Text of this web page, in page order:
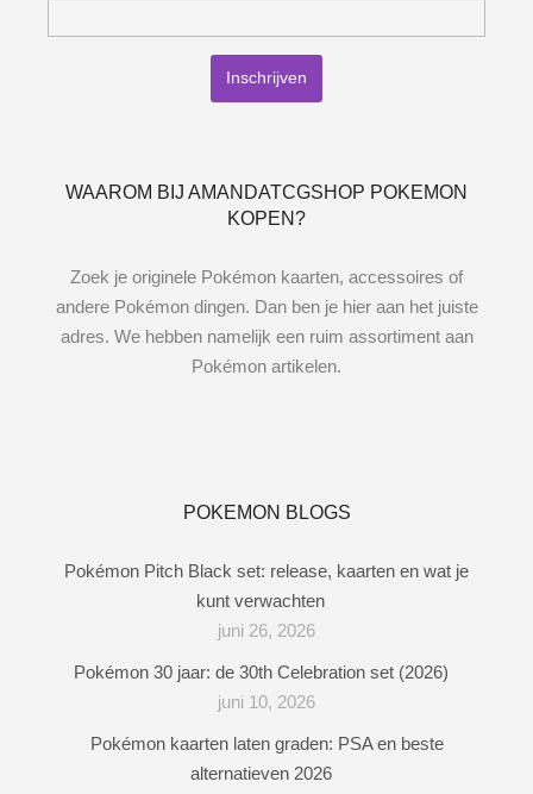
WAAROM BIJ AMANDATCGSHOP POKEMON
KOPEN?
Zoek je originele Pokémon kaarten, accessoires of
andere Pokémon dingen. Dan ben je hier aan het juiste
adres. We hebben namelijk een ruim assortiment aan
Pokémon artikelen.
POKEMON BLOGS
Pokémon Pitch Black set: release, kaarten en wat je
kunt verwachten
juni 26, 2026
Pokémon 30 jaar: de 30th Celebration set (2026)
juni 10, 2026
Pokémon kaarten laten graden: PSA en beste
alternatieven 2026